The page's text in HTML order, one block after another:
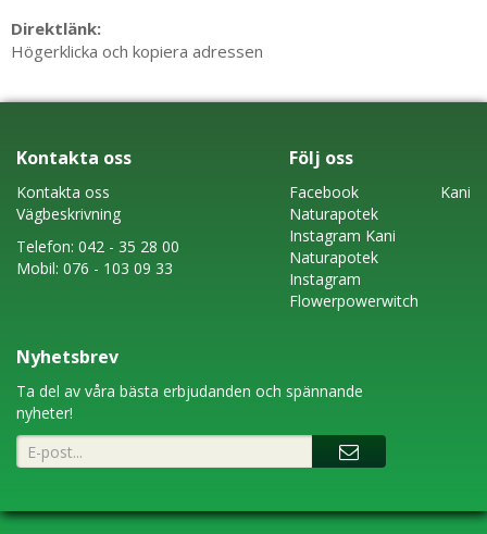
Direktlänk:
Högerklicka och kopiera adressen
Kontakta oss
Kontakta oss
Vägbeskrivning
Telefon: 042 - 35 28 00
Mobil: 076 - 103 09 33
Följ oss
FacebookKani
Naturapotek
Instagram Kani
Naturapotek
Instagram
Flowerpowerwitch
Nyhetsbrev
Ta del av våra bästa erbjudanden och spännande
nyheter!